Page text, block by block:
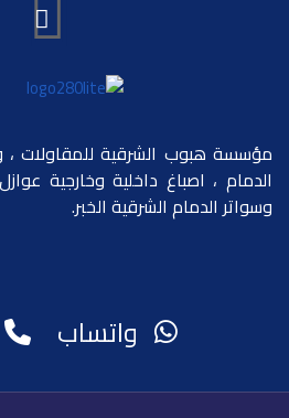
مؤسسة هبوب الشرقية للمقاولات
الدمام ، اصباغ داخلية وخارجية
وسواتر الدمام الشرقية الخبر.
واتساب